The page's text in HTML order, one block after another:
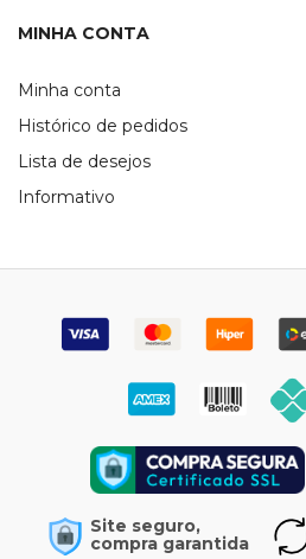
MINHA CONTA
Minha conta
Histórico de pedidos
Lista de desejos
Informativo
Site seguro,
compra garantida